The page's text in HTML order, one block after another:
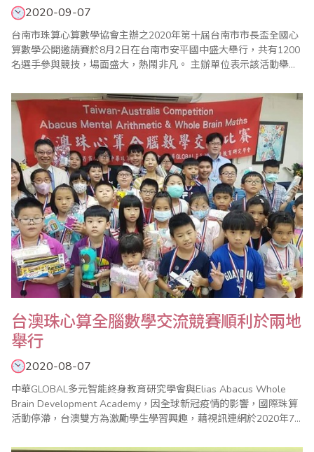
2020-09-07
台南市珠算心算數學協會主辦之2020年第十屆台南市市長盃全國心
算數學公開邀請賽於8月2日在台南市安平國中盛大舉行，共有1200
名選手參與競技，場面盛大，熱鬧非凡。 主辦單位表示該活動舉辦
局指導，老師及家長們多年來的信賴與支持，圖為得獎選手與貴賓
台澳珠心算全腦數學交流競賽順利於兩地
舉行
2020-08-07
中華GLOBAL多元智能終身教育研究學會與Elias Abacus Whole
Brain Development Academy，因全球新冠疫情的影響，國際珠算
活動停滯，台澳雙方為激勵學生學習興趣，藉視訊連網於2020年7
事務繁多，尤其在澳洲，因為禁止群聚的命令遲遲無法解除，比賽